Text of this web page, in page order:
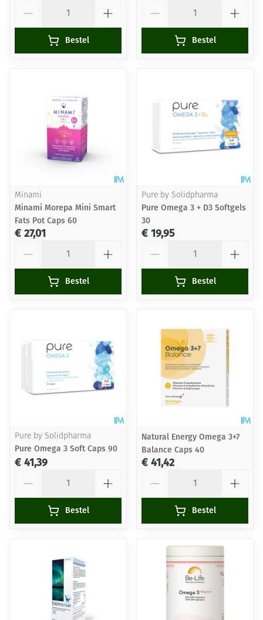
Bestel Bestel
Minami
Minami Morepa Mini Smart
Fats Pot Caps 60
€ 27,01
Bestel
Pure by Solidpharma
Pure Omega 3 + D3 Softgels
30
€ 19,95
Bestel
Pure by Solidpharma
Pure Omega 3 Soft Caps 90
€ 41,39
Bestel
Natural Energy Omega 3+7
Balance Caps 40
€ 41,42
Bestel